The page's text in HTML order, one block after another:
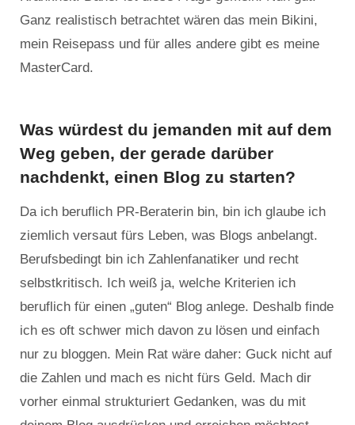
Ganz realistisch betrachtet wären das mein Bikini,
mein Reisepass und für alles andere gibt es meine
MasterCard.
Was würdest du jemanden mit auf dem
Weg geben, der gerade darüber
nachdenkt, einen Blog zu starten?
Da ich beruflich PR-Beraterin bin, bin ich glaube ich
ziemlich versaut fürs Leben, was Blogs anbelangt.
Berufsbedingt bin ich Zahlenfanatiker und recht
selbstkritisch. Ich weiß ja, welche Kriterien ich
beruflich für einen „guten“ Blog anlege. Deshalb finde
ich es oft schwer mich davon zu lösen und einfach
nur zu bloggen. Mein Rat wäre daher: Guck nicht auf
die Zahlen und mach es nicht fürs Geld. Mach dir
vorher einmal strukturiert Gedanken, was du mit